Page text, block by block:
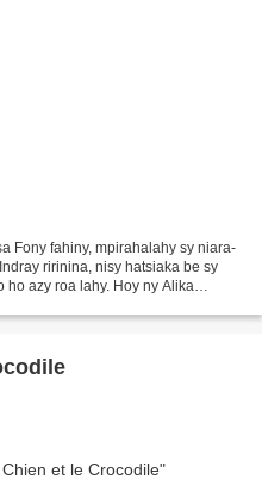
Fony fahiny, mpirahalahy sy niara-
ririnina, nisy hatsiaka be sy
ho azy roa lahy. Hoy ny Alika